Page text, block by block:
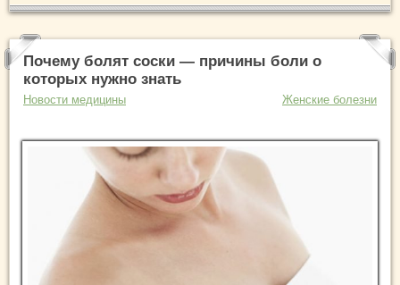
Почему болят соски — причины боли о
которых нужно знать
Новости медицины Женские болезни